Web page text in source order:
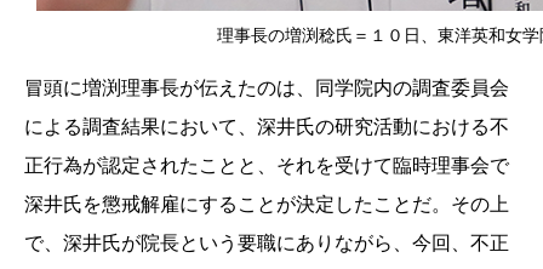
理事長の増渕稔氏＝１０日、東洋英和女
冒頭に増渕理事長が伝えたのは、同学院内の調査委員会
による調査結果において、深井氏の研究活動における不
正行為が認定されたことと、それを受けて臨時理事会で
深井氏を懲戒解雇にすることが決定したことだ。その上
で、深井氏が院長という要職にありながら、今回、不正